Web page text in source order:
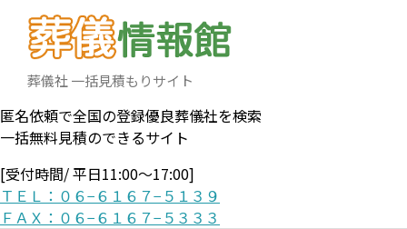
葬儀社 一括見積もりサイト
匿名依頼で全国の登録優良葬儀社を検索
一括無料見積のできるサイト
[受付時間/ 平日11:00〜17:00]
ＴＥＬ：０６−６１６７−５１３９
ＦＡＸ：０６−６１６７−５３３３